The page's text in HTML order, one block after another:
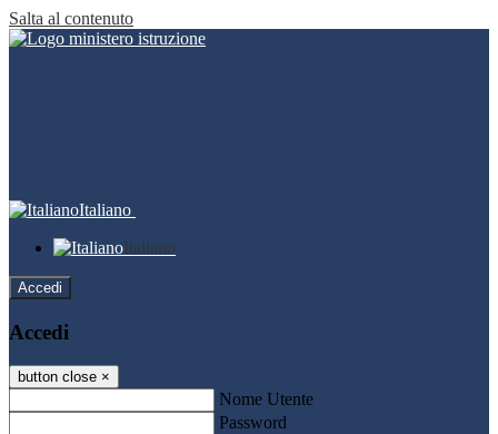
Salta al contenuto
Italiano
Italiano
Accedi
Accedi
button close ×
Nome Utente
Password